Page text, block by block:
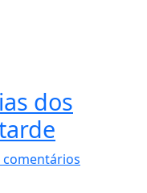
dos
comentários